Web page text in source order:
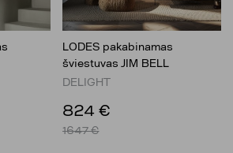
LODES pakabinamas
šviestuvas JIM BELL
DELIGHT
824 €
1647 €